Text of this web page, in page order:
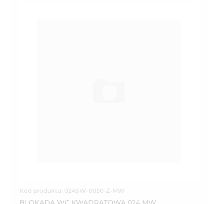
Kod produktu: 024SW-0050-Z-MW